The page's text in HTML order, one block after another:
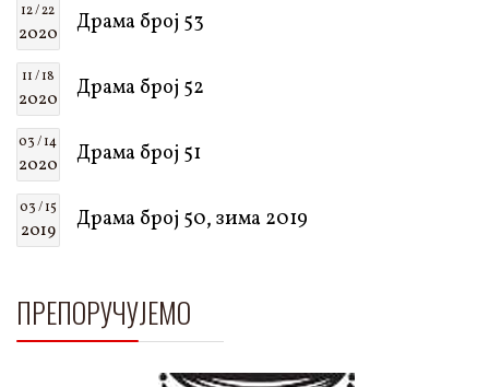
12 / 22
2020 Драма број 53
11 / 18
2020 Драма број 52
03 / 14
2020 Драма број 51
03 / 15
2019 Драма број 50, зима 2019
ПРЕПОРУЧУЈЕМО